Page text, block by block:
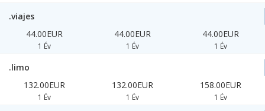
.viajes
44.00EUR
1 Év
44.00EUR
1 Év
44.00EUR
1 Év
.limo
132.00EUR
1 Év
132.00EUR
1 Év
158.00EUR
1 Év